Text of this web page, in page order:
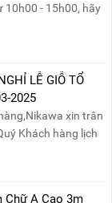
- 15h00, hãy
và mua sắm
chính hãng với
hơn!Tham gia
được gì?...
LỄ GIỖ TỔ
2025
xin trân
Khách hàng lịch
Giỗ Tổ Hùng
Chữ A Cao 3m